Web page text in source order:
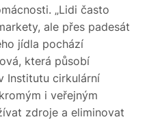
„Lidi často
ale přes padesát
jídla pochází
která působí
Institutu cirkulární
i veřejným
zdroje a eliminovat